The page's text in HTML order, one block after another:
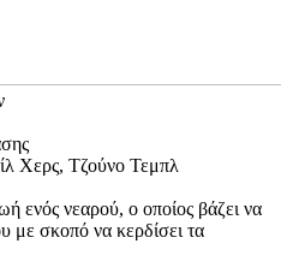
Χερς, Τζούνο Τεμπλ
ενός νεαρού, ο οποίος βάζει να
με σκοπό να κερδίσει τα